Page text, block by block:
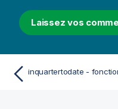
Laissez vos